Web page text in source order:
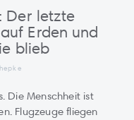
Der letzte
Erden und
blieb
Die Menschheit ist
Flugzeuge fliegen